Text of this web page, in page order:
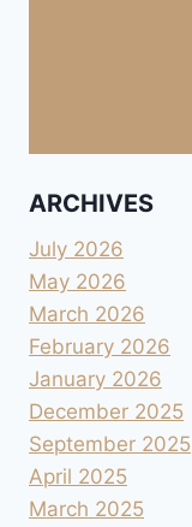
ARCHIVES
July 2026
May 2026
March 2026
February 2026
January 2026
December 2025
September 2025
April 2025
March 2025